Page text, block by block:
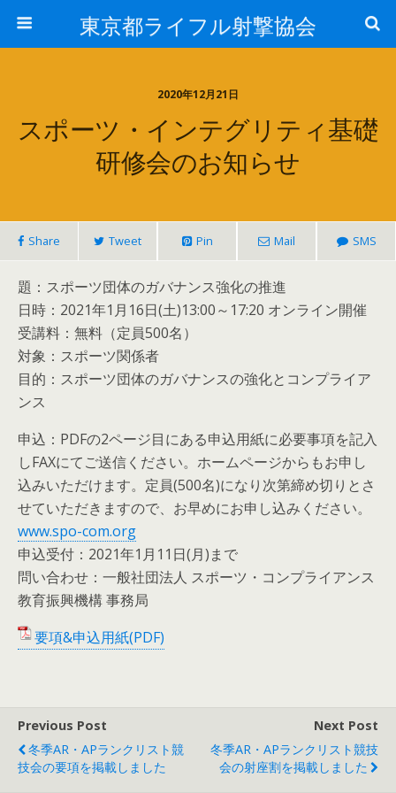
東京都ライフル射撃協会
2020年12月21日
スポーツ・インテグリティ基礎
研修会のお知らせ
Share Tweet Pin Mail SMS
題：スポーツ団体のガバナンス強化の推進
日時：2021年1月16日(土)13:00～17:20 オンライン開催
受講料：無料（定員500名）
対象：スポーツ関係者
目的：スポーツ団体のガバナンスの強化とコンプライア
ンス
申込：PDFの2ページ目にある申込用紙に必要事項を記入
しFAXにてご送信ください。ホームページからもお申し
込みいただけます。定員(500名)になり次第締め切りとさ
せていただきますので、お早めにお申し込みください。
www.spo-com.org
申込受付：2021年1月11日(月)まで
問い合わせ：一般社団法人 スポーツ・コンプライアンス
教育振興機構 事務局
要項&申込用紙(PDF)
Previous Post
冬季AR・APランクリスト競
技会の要項を掲載しました
Next Post
冬季AR・APランクリスト競技
会の射座割を掲載しました